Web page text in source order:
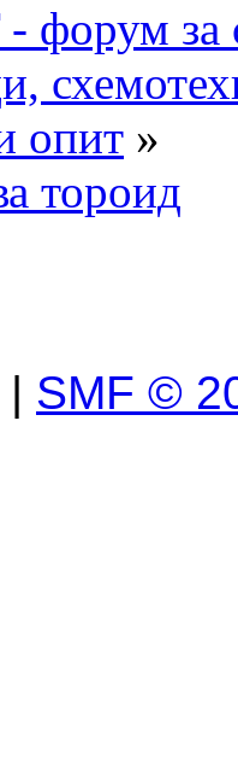
форум за
опит »
тороид
| SMF ©